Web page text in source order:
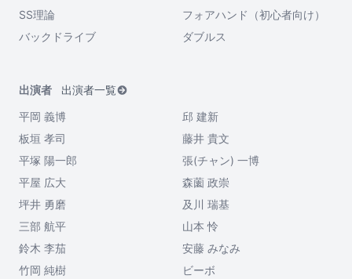
SS理論
フォアハンド（初心者向け）
バックドライブ
ダブルス
出演者
出演者一覧
平岡 義博
邱 建新
板垣 孝司
藤井 貴文
平塚 陽一郎
張(チャン) 一博
平屋 広大
森薗 政崇
坪井 勇磨
及川 瑞基
三部 航平
山本 怜
鈴木 李茄
安藤 みなみ
竹岡 純樹
ビーボ